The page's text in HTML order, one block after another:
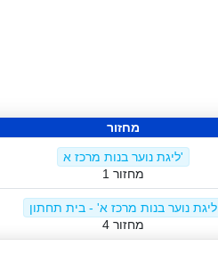
מחזור
ליגת נוער בנות מרכז א'
מחזור 1
ליגת נוער בנות מרכז א' - בית תחתון
מחזור 4